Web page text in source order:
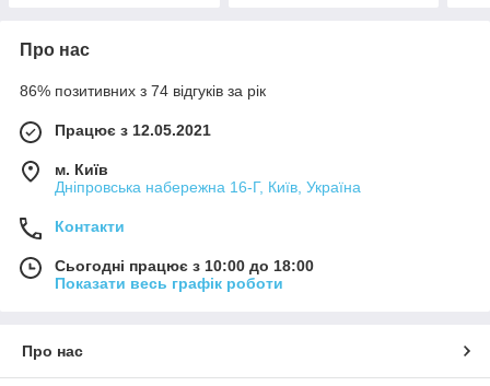
Про нас
86% позитивних з 74 відгуків за рік
Працює з 12.05.2021
м. Київ
Дніпровська набережна 16-Г, Київ, Україна
Контакти
Сьогодні працює з 10:00 до 18:00
Показати весь графік роботи
Про нас